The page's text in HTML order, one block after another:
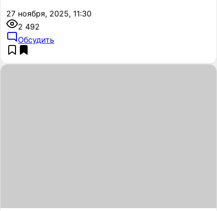
27 ноября, 2025, 11:30
2 492
Обсудить